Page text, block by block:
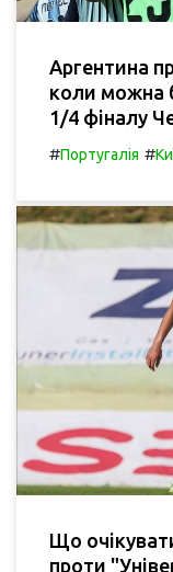
Аргентина
коли можна
1/4 фіналу
#Португалія #
Що
проти